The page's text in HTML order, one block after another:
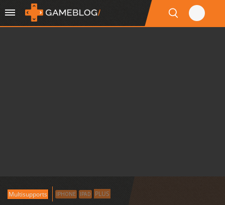
Multisupports IPHONE IPAD PLUS